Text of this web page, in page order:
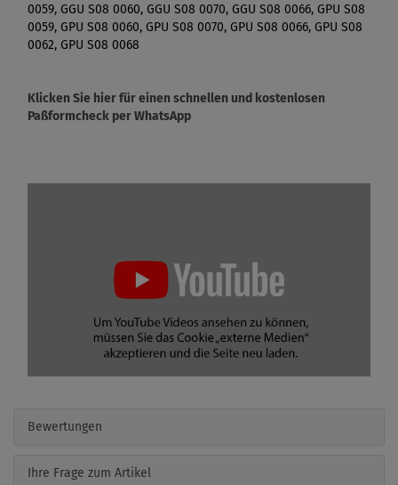
0059, GGU S08 0060, GGU S08 0070, GGU S08 0066, GPU S08
0059, GPU S08 0060, GPU S08 0070, GPU S08 0066, GPU S08
0062, GPU S08 0068
Klicken Sie hier für einen schnellen und kostenlosen
Paßformcheck per WhatsApp
Bewertungen
Ihre Frage zum Artikel